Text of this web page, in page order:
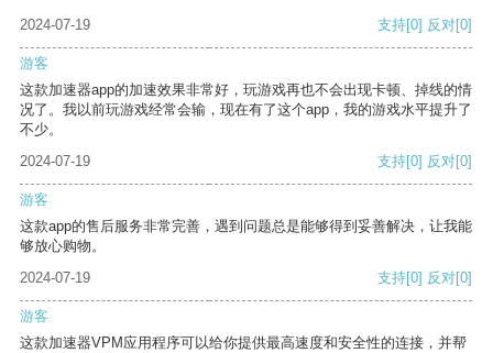
2024-07-19 支持[0] 反对[0]
游客
这款加速器app的加速效果非常好，玩游戏再也不会出现卡顿、掉线的情
况了。我以前玩游戏经常会输，现在有了这个app，我的游戏水平提升了
不少。
2024-07-19
支持[0] 反对[0]
游客
这款app的售后服务非常完善，遇到问题总是能够得到妥善解决，让我能
够放心购物。
2024-07-19
支持[0] 反对[0]
游客
这款加速器VPM应用程序可以给你提供最高速度和安全性的连接，并帮